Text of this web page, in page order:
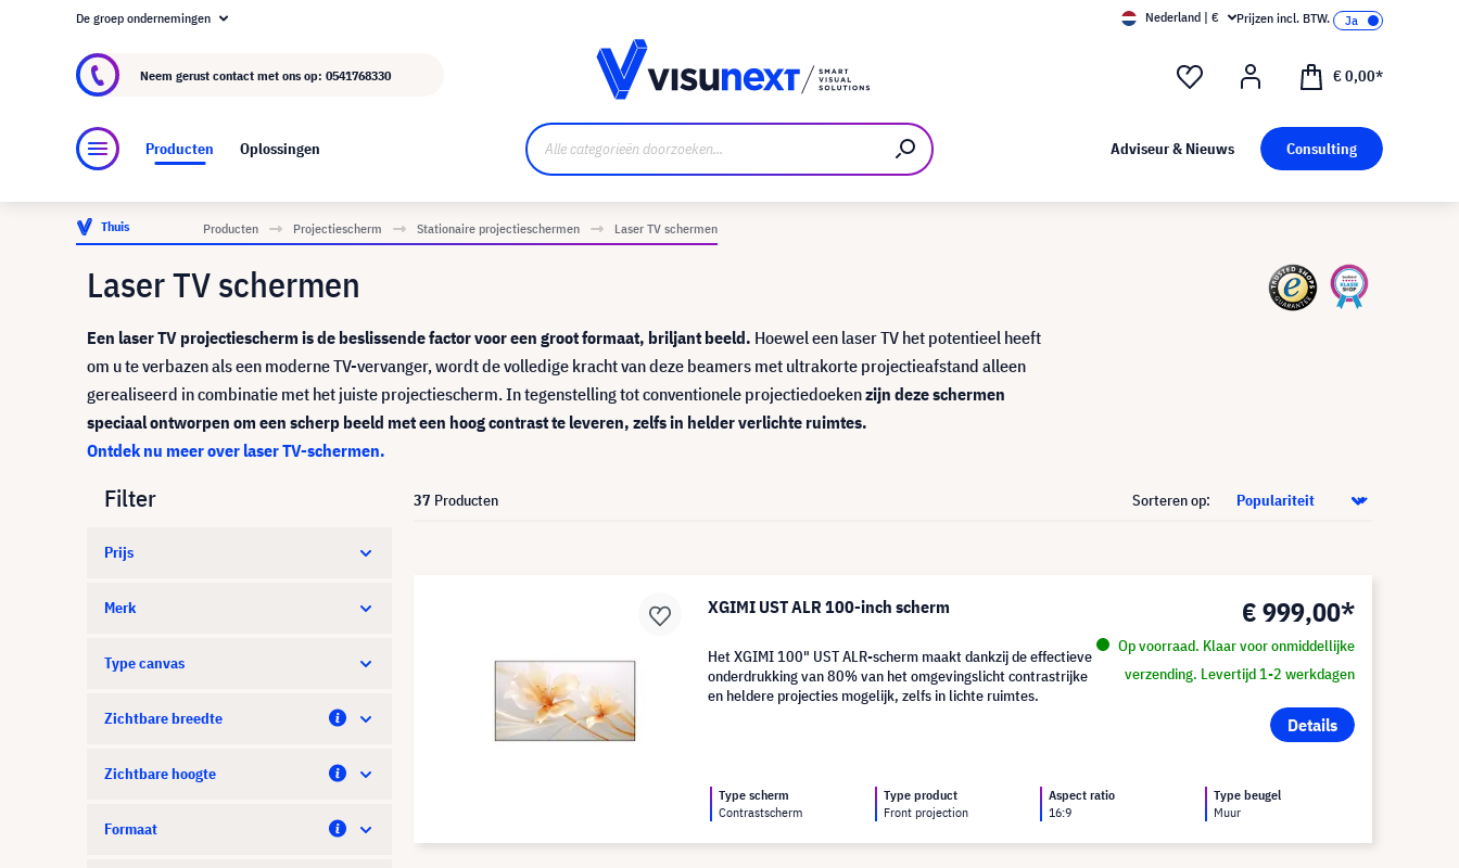
Over visunext.nl
De groep ondernemingen Nederland | € Prijzen incl. BTW.
Neem gerust contact met ons op: 0541768330 € 0,00*
Producten Oplossingen Adviseur & Nieuws Consulting
Thuis Producten Projectiescherm Stationaire projectieschermen Laser TV schermen
Laser TV schermen
Een laserTV projectiescherm is de beslissende factor voor een groot formaat, briljant beeld. Hoewel een laser TV het potentieel heeft
om u te verbazen als een moderne TV-vervanger, wordt de volledige kracht van deze beamers met ultrakorte projectieafstand alleen
gerealiseerd in combinatie met het juiste projectiescherm. In tegenstelling tot conventionele projectiedoekenzijn deze schermen
speciaal ontworpen om een scherp beeld met een hoog contrast te leveren, zelfs in helder verlichte ruimtes.
Ontdek nu meer over laser TV-schermen.
Filter
Prijs
Merk
Type canvas
Zichtbare breedte
Zichtbare hoogte
Formaat
37 Producten Sorteren op:
XGIMI UST ALR 100-inch scherm € 999,00*
Op voorraad. Klaar voor onmiddellijke
verzending. Levertijd 1-2 werkdagen
Details
Het XGIMI 100" UST ALR-scherm maakt dankzij de effectieve
onderdrukking van 80% van het omgevingslicht contrastrijke
en heldere projecties mogelijk, zelfs in lichte ruimtes.
Type scherm
Contrastscherm
Type product
Front projection
Aspect ratio
16:9
Type beugel
Muur